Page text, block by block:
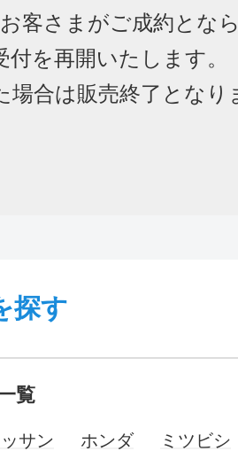
客さまがご成約とな
を再開いたします。
場合は販売終了となり
探す
覧
サン ホンダ
ミツビシ